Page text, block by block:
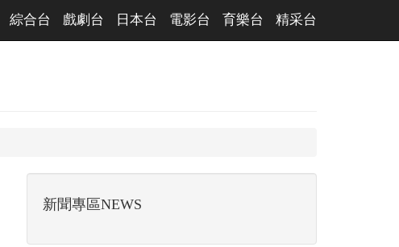
綜合台 戲劇台 日本台 電影台 育樂台 精采台
新聞專區NEWS